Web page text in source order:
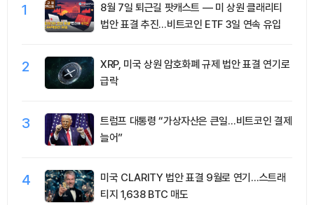
1
8월 7일 퇴근길 팟캐스트 — 미 상원 클래리티
법안 표결 추진…비트코인 ETF 3일 연속 유입
2
XRP, 미국 상원 암호화폐 규제 법안 표결 연기로
급락
3
트럼프 대통령 “가상자산은 큰일…비트코인 결제
늘어”
4
미국 CLARITY 법안 표결 9월로 연기…스트래
티지 1,638 BTC 매도